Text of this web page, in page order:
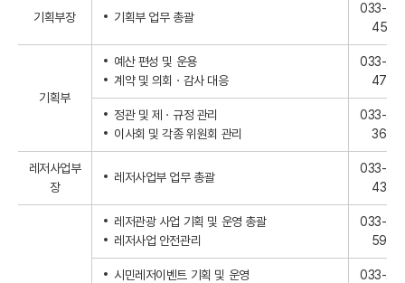
기획부장 기획부 업무 총괄
033-
4537
기획부
예산 편성 및 운용
계약 및 의회ㆍ감사 대응
033-
4756
정관 및 제ㆍ규정 관리
이사회 및 각종 위원회 관리
033-
3648
레저사업부
장
레저사업부 업무 총괄
033-
4376
레저관광 사업 기획 및 운영 총괄
레저사업 안전관리
033-
5997
시민레저이벤트 기획 및 운영
033-